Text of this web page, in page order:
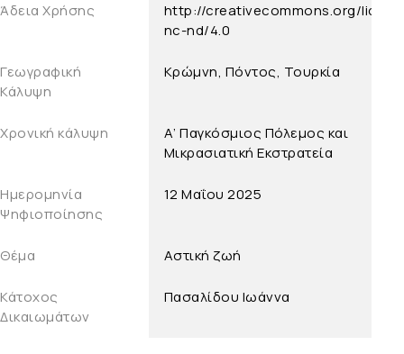
Άδεια Χρήσης
http://creativecommons.org/
nc-nd/4.0
Γεωγραφική
Κάλυψη
Κρώμνη, Πόντος, Τουρκία
Χρονική κάλυψη
Α’ Παγκόσμιος Πόλεμος και
Μικρασιατική Εκστρατεία
Ημερομηνία
Ψηφιοποίησης
12 Μαΐου 2025
Θέμα Αστική ζωή
Κάτοχος
Δικαιωμάτων
Πασαλίδου Ιωάννα